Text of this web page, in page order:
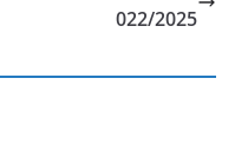
022/2025